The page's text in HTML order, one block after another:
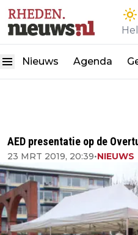
Nieuws Agenda
AED presentatie op de
23 MRT 2019, 20:39•NIEUWS